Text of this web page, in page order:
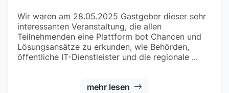
Wir waren am 28.05.2025 Gastgeber dieser sehr
interessanten Veranstaltung, die allen
Teilnehmenden eine Plattform bot Chancen und
Lösungsansätze zu erkunden, wie Behörden,
öffentliche IT-Dienstleister und die regionale ...
mehr lesen